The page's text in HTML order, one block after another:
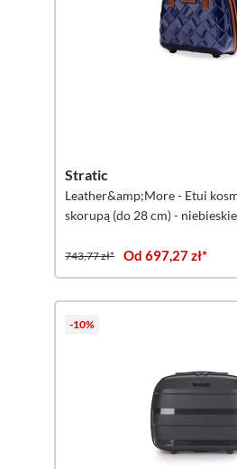
Stratic
Leather&amp;More - Etui
skorupą (do 28 cm) - niebieskie
743,77 zł* Od 697,27 zł*
-10%